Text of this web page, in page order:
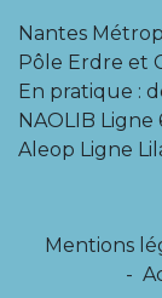
Nantes
Pôle Erdre et
En pratique :
NAOLIB Ligne
Aleop Ligne
Mentions
-